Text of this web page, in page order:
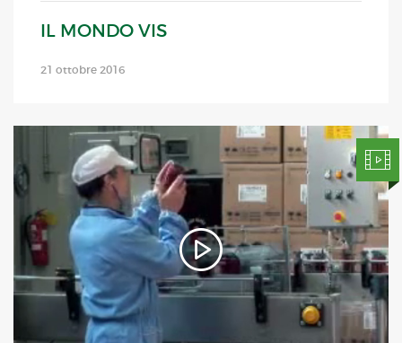
IL MONDO VIS
21 ottobre 2016